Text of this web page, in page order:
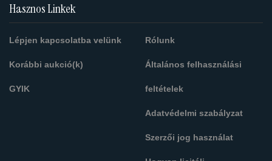
Hasznos Linkek
Lépjen kapcsolatba velünk
Korábbi aukció(k)
GYIK
Rólunk
Általános felhasználási
feltételek
Adatvédelmi szabályzat
Szerzői jog használat